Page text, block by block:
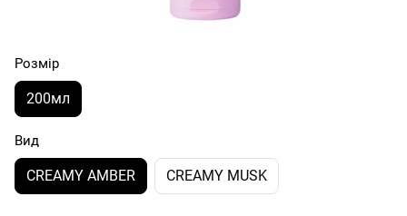
Розмір
200мл
Вид
CREAMY AMBER CREAMY MUSK